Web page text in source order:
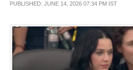
INFO+
PUBLISHED: JUNE 14, 2026 07:34 PM IST